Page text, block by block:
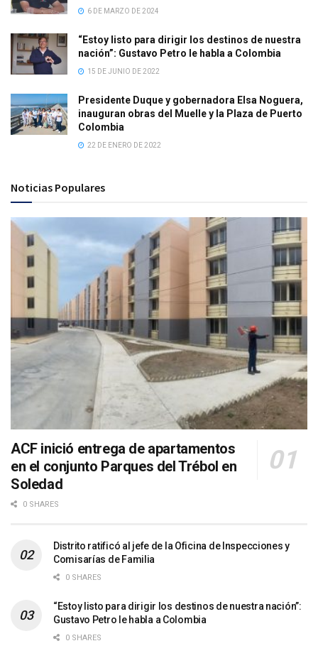
6 DE MARZO DE 2024
“Estoy listo para dirigir los destinos de nuestra
nación”: Gustavo Petro le habla a Colombia
15 DE JUNIO DE 2022
Presidente Duque y gobernadora Elsa Noguera,
inauguran obras del Muelle y la Plaza de Puerto
Colombia
22 DE ENERO DE 2022
Noticias Populares
ACF inició entrega de apartamentos
en el conjunto Parques del Trébol en
Soledad
0 SHARES
Distrito ratificó al jefe de la Oficina de Inspecciones y
Comisarías de Familia
0 SHARES
“Estoy listo para dirigir los destinos de nuestra nación”:
Gustavo Petro le habla a Colombia
0 SHARES